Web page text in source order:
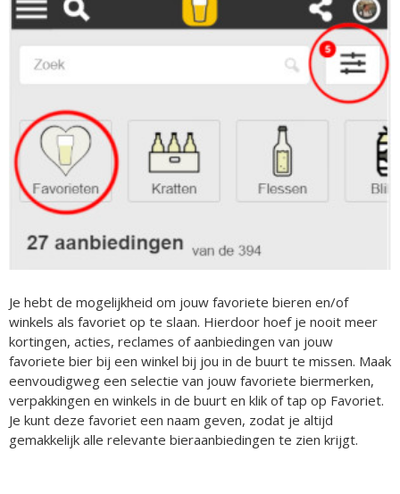
Je hebt de mogelijkheid om jouw favoriete bieren en/of
winkels als favoriet op te slaan. Hierdoor hoef je nooit meer
kortingen, acties, reclames of aanbiedingen van jouw
favoriete bier bij een winkel bij jou in de buurt te missen. Maak
eenvoudigweg een selectie van jouw favoriete biermerken,
verpakkingen en winkels in de buurt en klik of tap op Favoriet.
Je kunt deze favoriet een naam geven, zodat je altijd
gemakkelijk alle relevante bieraanbiedingen te zien krijgt.